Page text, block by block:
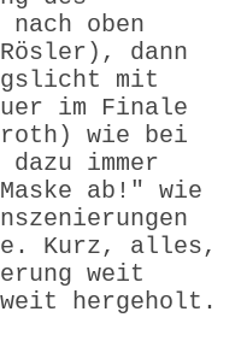
oben
dann
mit
im Finale
wie bei
immer
ab!" wie
Kurz, alles,
weit
hergeholt.